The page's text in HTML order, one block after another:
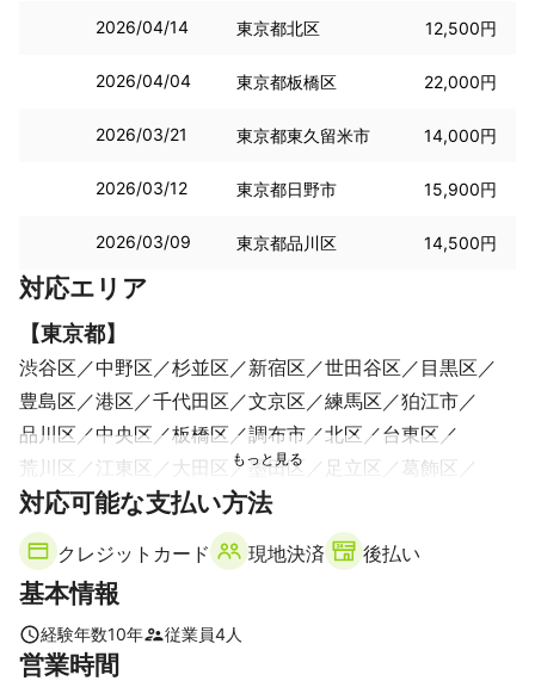
2026/04/14 東京都北区 12,500円
2026/04/04 東京都板橋区 22,000円
2026/03/21 東京都東久留米市 14,000円
2026/03/12 東京都日野市 15,900円
2026/03/09 東京都品川区 14,500円
対応エリア
【東京都】
渋谷区 中野区 杉並区 新宿区 世田谷区
目黒区
豊島区
港区 千代田区 文京区 練馬区
狛江市
品川区
中央区 板橋区 調布市 北区
台東区
荒川区
江東区 大田区 墨田区 足立区
葛飾区
江戸川区
武蔵野市 三鷹市
府中市
小平市
東久留米市
小金井市
東村山市 国立市 多摩市
日野市
東大和市
立川市
【千葉県】
浦安市 市川市
対応可能な支払い方法
クレジットカード 現地決済 後払い
基本情報
経験年数10年 従業員4人
営業時間